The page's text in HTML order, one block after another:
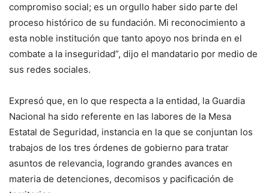
compromiso social; es un orgullo haber sido parte del
proceso histórico de su fundación. Mi reconocimiento a
esta noble institución que tanto apoyo nos brinda en el
combate a la inseguridad”, dijo el mandatario por medio de
sus redes sociales.
Expresó que, en lo que respecta a la entidad, la Guardia
Nacional ha sido referente en las labores de la Mesa
Estatal de Seguridad, instancia en la que se conjuntan los
trabajos de los tres órdenes de gobierno para tratar
asuntos de relevancia, logrando grandes avances en
materia de detenciones, decomisos y pacificación de